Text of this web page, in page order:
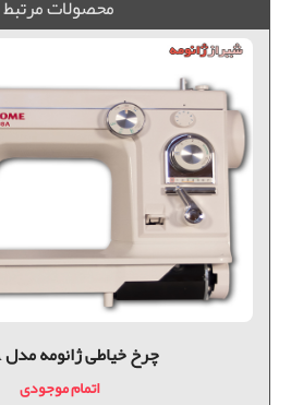
محصولات مرتبط
چرخ خیاطی ژانومه مدل 808A
اتمام موجودی